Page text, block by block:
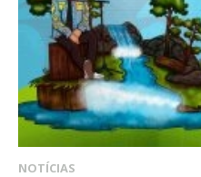
NOTÍCIAS